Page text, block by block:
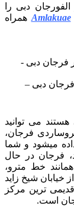
دبی را
Amlakuae همراه
دبی –
می توانید
فرجان،
میشود و شما
فرجان در حال
خط مترو،
خیابان شیخ زاید
ترین مرکز
است.